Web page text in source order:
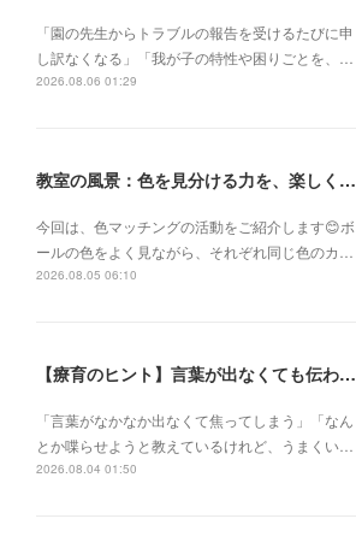
「園の先生からトラブルの報告を受けるたびに申
し訳なくなる」「我が子の特性や困りごとを、…
2026.08.06 01:29
教室の風景：色を見分ける力を、楽しく育てています🎨
今回は、色マッチングの活動をご紹介します😊ボ
ールの色をよく見ながら、それぞれ同じ色のカ…
2026.08.05 06:10
【療育のヒント】言葉が出なくても伝わる！身振り手振りで育むコミュニケーションの土台✨
「言葉がなかなか出なくて焦ってしまう」「なん
とか喋らせようと教えているけれど、うまくい…
2026.08.04 01:50